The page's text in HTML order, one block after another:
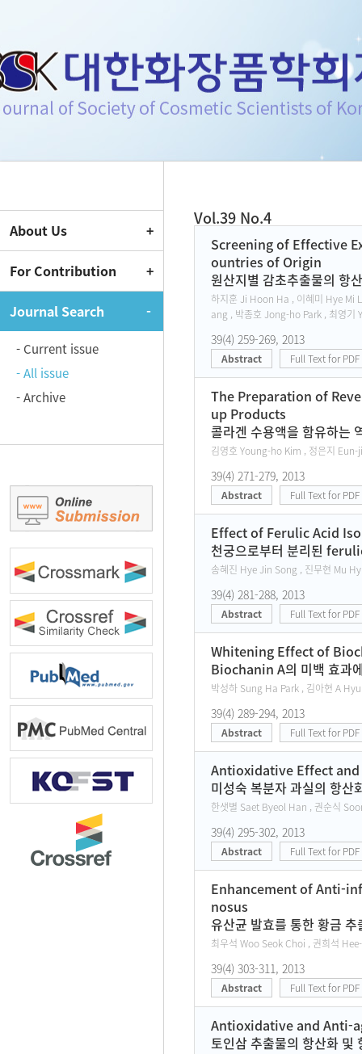
Journal of Society of
About Us
For Contribution
Journal Search
- Current issue
- All issue
- Archive
Vol.39 No.4
Screening of Effective
ountries of Origin
원산지별 감초추출물의 항
하지훈 Ji Hoon Ha , 이혜미 Hye Mi
ang , 박종호 Jong-ho Park , 최영기
39(4) 259-269, 2013
Abstract Full Text for PDF
The Preparation of
up Products
콜라겐 수용액을 함유하는
김영호 Young-ho Kim , 정은지
39(4) 271-279, 2013
Abstract Full Text for PDF
Effect of Ferulic Acid
천궁으로부터 분리된
송혜진 Hye Jin Song , 진무현 Mu
39(4) 281-288, 2013
Abstract Full Text for PDF
Whitening Effect of
Biochanin A의 미백 효과
박성하 Sung Ha Park , 김아현 A
39(4) 289-294, 2013
Abstract Full Text for PDF
Antioxidative Effect
미성숙 복분자 과실의 항산
한샛별 Saet Byeol Han , 권순식
39(4) 295-302, 2013
Abstract Full Text for PDF
Enhancement of Anti-
nosus
유산균 발효를 통한 황금
최우석 Woo Seok Choi , 권희석
39(4) 303-311, 2013
Abstract Full Text for PDF
Antioxidative and Anti-
토인삼 추출물의 항산화 및